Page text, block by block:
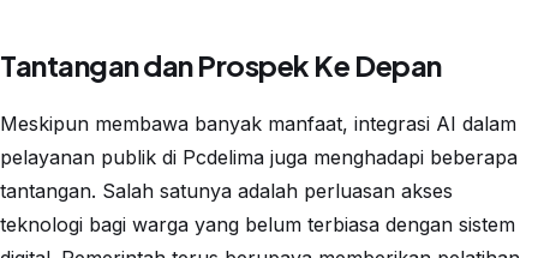
Tantangan dan Prospek Ke Depan
Meskipun membawa banyak manfaat, integrasi AI dalam
pelayanan publik di Pcdelima juga menghadapi beberapa
tantangan. Salah satunya adalah perluasan akses
teknologi bagi warga yang belum terbiasa dengan sistem